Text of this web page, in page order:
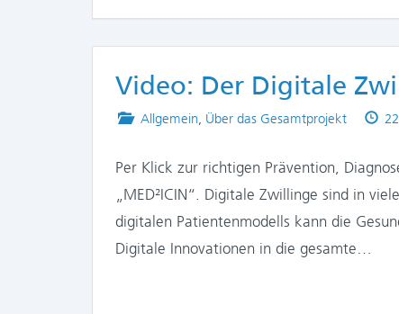
Video: Der Digitale
Posted
Allgemein, Über das Gesamtprojekt
Per Klick zur richtigen Prävention,
„MED²ICIN“. Digitale Zwillinge sind in
digitalen Patientenmodells kann die
Digitale Innovationen in die gesamte…